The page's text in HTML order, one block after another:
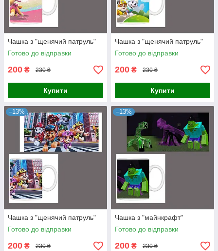
Чашка з "щенячий патруль"
Готово до відправки
200 ₴ 230 ₴
Купити
Чашка з "щенячий патруль"
Готово до відправки
200 ₴ 230 ₴
Купити
–13%
Чашка з "щенячий патруль"
Готово до відправки
200 ₴ 230 ₴
–13%
Чашка з "майнкрафт"
Готово до відправки
200 ₴ 230 ₴